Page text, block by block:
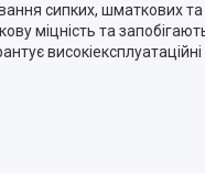
сипких, шматкових
міцність та